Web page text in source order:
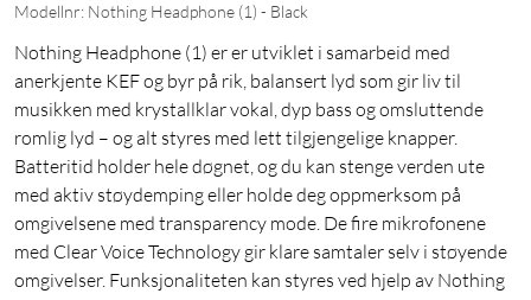
Modellnr: Nothing Headphone (1) - Black
Nothing Headphone (1) er er utviklet i samarbeid med
anerkjente KEF og byr på rik, balansert lyd som gir liv til
musikken med krystallklar vokal, dyp bass og omsluttende
romlig lyd – og alt styres med lett tilgjengelige knapper.
Batteritid holder hele døgnet, og du kan stenge verden ute
med aktiv støydemping eller holde deg oppmerksom på
omgivelsene med transparency mode. De fire mikrofonene
med Clear Voice Technology gir klare samtaler selv i støyende
omgivelser. Funksjonaliteten kan styres ved hjelp av Nothing